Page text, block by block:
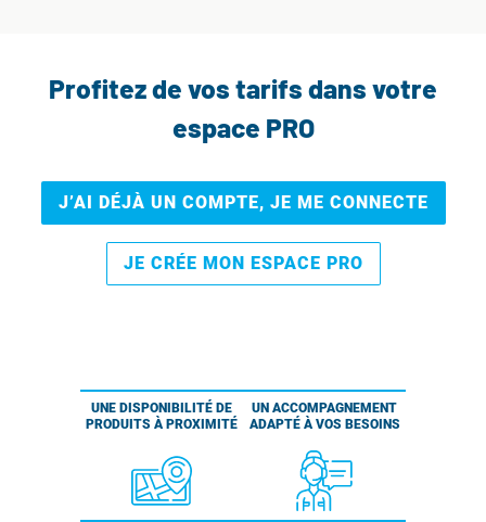
Profitez de vos tarifs dans votre
espace PRO
J’AI DÉJÀ UN COMPTE, JE ME CONNECTE
JE CRÉE MON ESPACE PRO
UNE DISPONIBILITÉ DE
PRODUITS À PROXIMITÉ
UN ACCOMPAGNEMENT
ADAPTÉ À VOS BESOINS